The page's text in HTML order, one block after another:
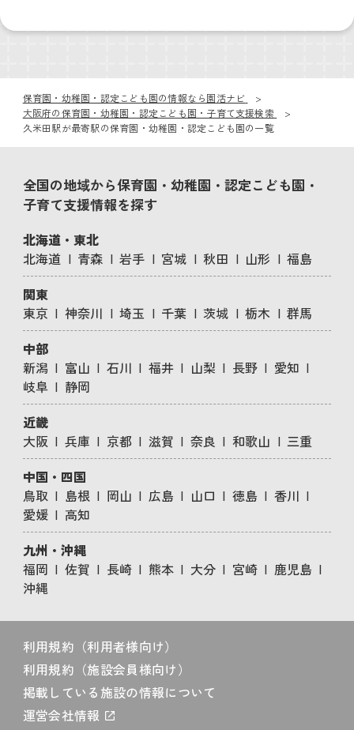
保育園・幼稚園・認定こども園の情報なら園活ナビ
大阪府の保育園・幼稚園・認定こども園・子育て支援検索
久米田駅が最寄駅の保育園・幼稚園・認定こども園の一覧
全国の地域から保育園・幼稚園・認定こども園・
子育て支援情報を探す
北海道・東北
北海道
青森 岩手 宮城 秋田 山形
福島
関東
東京
神奈川 埼玉 千葉 茨城 栃木
群馬
中部
新潟
富山 石川 福井 山梨 長野
愛知
岐阜
静岡
近畿
大阪
兵庫 京都 滋賀 奈良 和歌山
三重
中国・四国
鳥取
島根 岡山 広島 山口 徳島
香川
愛媛
高知
九州・沖縄
福岡
佐賀 長崎 熊本 大分 宮崎
鹿児島
沖縄
利用規約（利用者様向け）
利用規約（施設会員様向け）
掲載している施設の情報について
運営会社情報